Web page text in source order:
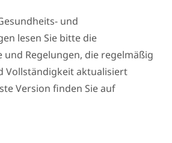
und
lesen Sie bitte die
und Regelungen, die regelmäßig
Vollständigkeit aktualisiert
Version finden Sie auf